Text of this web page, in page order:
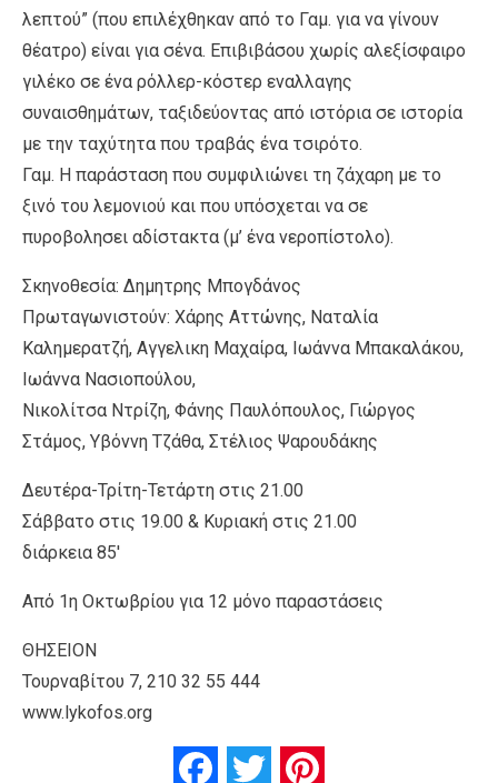
λεπτού” (που επιλέχθηκαν από το Γαμ. για να γίνουν
θέατρο) είναι για σένα. Επιβιβάσου χωρίς αλεξίσφαιρο
γιλέκο σε ένα ρόλλερ-κόστερ εναλλαγης
συναισθημάτων, ταξιδεύοντας από ιστόρια σε ιστορία
με την ταχύτητα που τραβάς ένα τσιρότο.
Γαμ. Η παράσταση που συμφιλιώνει τη ζάχαρη με το
ξινό του λεμονιού και που υπόσχεται να σε
πυροβολησει αδίστακτα (μ’ ένα νεροπίστολο).
Σκηνοθεσία: Δημητρης Μπογδάνος
Πρωταγωνιστούν: Χάρης Αττώνης, Ναταλία
Καλημερατζή, Αγγελικη Μαχαίρα, Ιωάννα Μπακαλάκου,
Ιωάννα Νασιοπούλου,
Νικολίτσα Ντρίζη, Φάνης Παυλόπουλος, Γιώργος
Στάμος, Υβόννη Τζάθα, Στέλιος Ψαρουδάκης
Δευτέρα-Τρίτη-Τετάρτη στις 21.00
Σάββατο στις 19.00 & Κυριακή στις 21.00
διάρκεια 85′
Από 1η Οκτωβρίου για 12 μόνο παραστάσεις
ΘΗΣΕΙΟΝ
Τουρναβίτου 7, 210 32 55 444
www.lykofos.org
FacebookTwitter